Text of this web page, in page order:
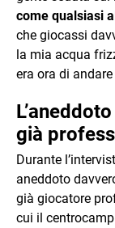
come qualsiasi
che giocassi
la mia acqua
era ora di
già
Durante
aneddoto
già giocatore
cui il